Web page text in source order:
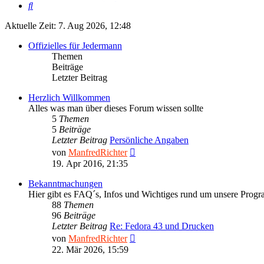
Suche
Aktuelle Zeit: 7. Aug 2026, 12:48
Offizielles für Jedermann
Themen
Beiträge
Letzter Beitrag
Herzlich Willkommen
Alles was man über dieses Forum wissen sollte
5 Themen
5 Beiträge
Letzter Beitrag Persönliche Angaben
von ManfredRichter
19. Apr 2016, 21:35
Bekanntmachungen
Hier gibt es FAQ´s, Infos und Wichtiges rund um unsere
88 Themen
96 Beiträge
Letzter Beitrag Re: Fedora 43 und Drucken
von ManfredRichter
22. Mär 2026, 15:59